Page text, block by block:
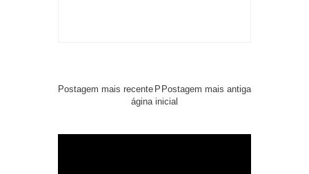
Postagem mais recente Postagem mais antiga
P
ágina inicial